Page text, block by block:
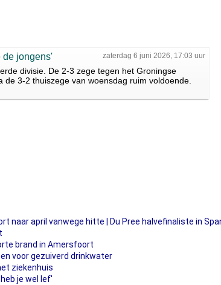
zaterdag 6 juni 2026, 17:03 uur
de jongens'
divisie. De 2-3 zege tegen het Groningse
3-2 thuiszege van woensdag ruim voldoende.
naar april vanwege hitte | Du Pree halvefinaliste in
brand in Amersfoort
voor gezuiverd drinkwater
ziekenhuis
je wel lef'